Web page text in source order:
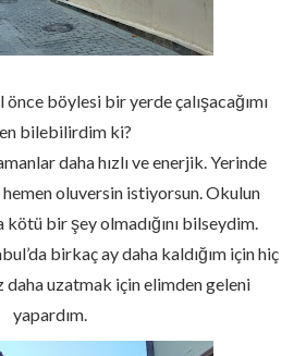
böylesi bir yerde çalışacağımı
bilebilirdim ki?
daha hızlı ve enerjik. Yerinde
oluversin istiyorsun. Okulun
kötü bir şey olmadığını bilseydim.
birkaç ay daha kaldığım için hiç
daha uzatmak için elimden geleni
yapardım.